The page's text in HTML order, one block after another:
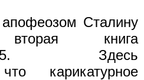
Сталину
вторая книга
Здесь
карикатурное